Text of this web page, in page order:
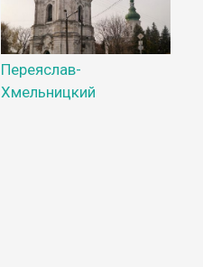
Переяслав-
Хмельницкий